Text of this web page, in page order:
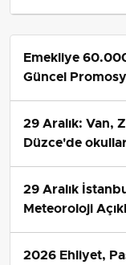
Emekliye
Güncel
29 Aralık: Van,
Düzce'de
durumda?
29 Aralık
Meteoroloji
2026 Ehliyet,